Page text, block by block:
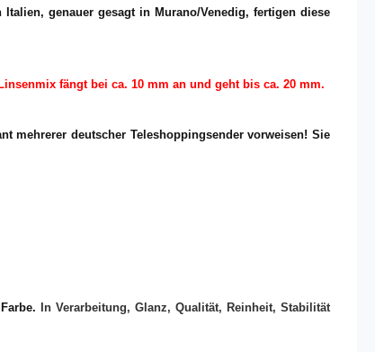
genauer gesagt in Murano/Venedig, fertigen diese
fängt bei ca. 10 mm an und geht bis ca. 20 mm.
mehrerer deutscher Teleshoppingsender vorweisen! Sie
In Verarbeitung, Glanz, Qualität, Reinheit, Stabilität